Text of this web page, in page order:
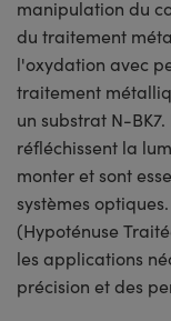
manipulation du
du traitement
l'oxydation avec
traitement
un substrat N-
réfléchissent la
monter et sont
systèmes
(Hypoténuse
les applications
précision et des